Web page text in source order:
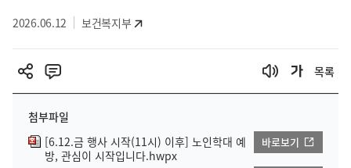
역2026.06.12 보건복지부
목록
첨부파일
[6.12.금 행사 시작(11시) 이후] 노인학대 예
방, 관심이 시작입니다.hwpx
바로보기